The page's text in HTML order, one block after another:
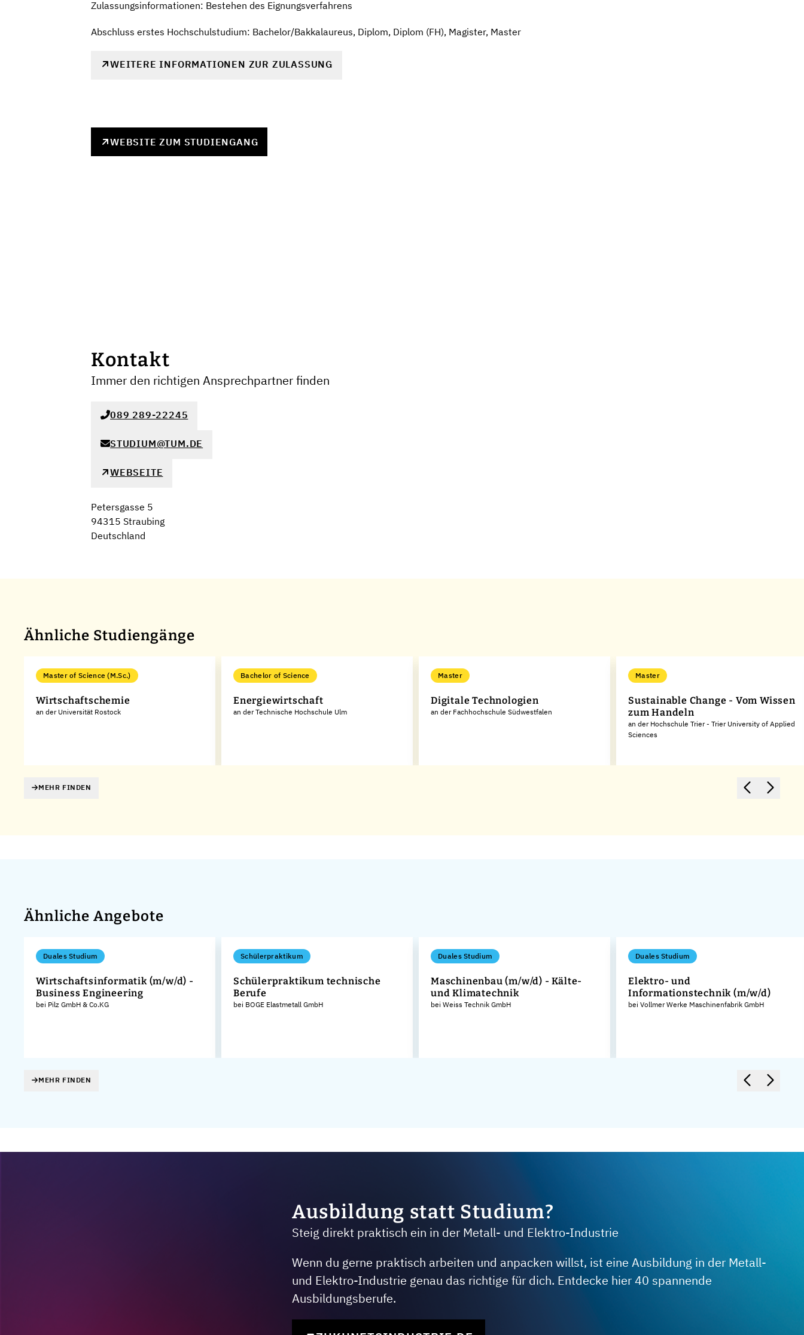
Zulassungsinformationen: Bestehen des Eignungsverfahrens
Abschluss erstes Hochschulstudium: Bachelor/Bakkalaureus, Diplom, Diplom (FH), Magister, Master
WEITERE INFORMATIONEN ZUR ZULASSUNG
WEBSITE ZUM STUDIENGANG
Kontakt
Immer den richtigen Ansprechpartner finden
089 289-22245
STUDIUM@TUM.DE
WEBSEITE
Petersgasse 5
94315 Straubing
Deutschland
Ähnliche Studiengänge
Master of Science (M.Sc.)
Wirtschaftschemie
an der Universität Rostock
Bachelor of Science
Energiewirtschaft
an der Technische Hochschule Ulm
Master
Digitale Technologien
an der Fachhochschule Südwestfalen
Master
Sustainable Change - Vom Wissen
zum Handeln
an der Hochschule Trier - Trier University of Applied
Sciences
MEHR FINDEN
Ähnliche Angebote
Duales Studium
Wirtschaftsinformatik (m/w/d) -
Business Engineering
bei Pilz GmbH & Co.KG
Schülerpraktikum
Schülerpraktikum technische
Berufe
bei BOGE Elastmetall GmbH
Duales Studium
Maschinenbau (m/w/d) - Kälte-
und Klimatechnik
bei Weiss Technik GmbH
Duales Studium
Elektro- und
Informationstechnik (m/w/d)
bei Vollmer Werke Maschinenfabrik GmbH
MEHR FINDEN
Ausbildung statt Studium?
Steig direkt praktisch ein in der Metall- und Elektro-Industrie
Wenn du gerne praktisch arbeiten und anpacken willst, ist eine Ausbildung in der Metall-
und Elektro-Industrie genau das richtige für dich. Entdecke hier 40 spannende
Ausbildungsberufe.